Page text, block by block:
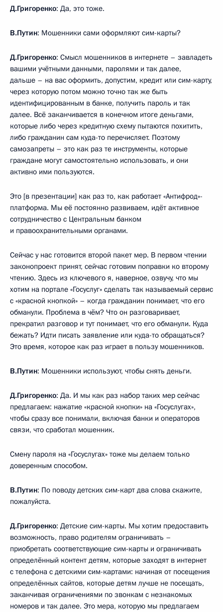
Д.Григоренко: Да, это тоже.
В.Путин: Мошенники сами оформляют сим-карты?
Д.Григоренко: Смысл мошенников в интернете – завладеть
вашими учётными данными, паролями и так далее,
дальше – на вас оформить, допустим, кредит или сим-карту,
через которую потом можно точно так же быть
идентифицированным в банке, получить пароль и так
далее. Всё заканчивается в конечном итоге деньгами,
которые либо через кредитную схему пытаются похитить,
либо гражданин сам куда-то перечисляет. Поэтому
самозапреты – это как раз те инструменты, которые
граждане могут самостоятельно использовать, и они
активно ими пользуются.
Это [в презентации] как раз то, как работает «Антифрод»-
платформа. Мы её постоянно развиваем, идёт активное
сотрудничество с Центральным банком
и правоохранительными органами.
Сейчас у нас готовится второй пакет мер. В первом чтении
законопроект принят, сейчас готовим поправки ко второму
чтению. Здесь из ключевого я, наверное, озвучу, что мы
хотим на портале «Госуслуг» сделать так называемый сервис
с «красной кнопкой» – когда гражданин понимает, что его
обманули. Проблема в чём? Что он разговаривает,
прекратил разговор и тут понимает, что его обманули. Куда
бежать? Идти писать заявление или куда-то обращаться?
Это время, которое как раз играет в пользу мошенников.
В.Путин: Мошенники используют, чтобы снять деньги.
Д.Григоренко: Да. И мы как раз набор таких мер сейчас
предлагаем: нажатие «красной кнопки» на «Госуслугах»,
чтобы сразу все понимали, включая банки и операторов
связи, что сработал мошенник.
Смену пароля на «Госуслугах» тоже мы делаем только
доверенным способом.
В.Путин: По поводу детских сим-карт два слова скажите,
пожалуйста.
Д.Григоренко: Детские сим-карты. Мы хотим предоставить
возможность, право родителям ограничивать –
приобретать соответствующие сим-карты и ограничивать
определённый контент детям, которые заходят в интернет
с телефона с детскими сим-картами: начиная от посещения
определённых сайтов, которые детям лучше не посещать,
заканчивая ограничениями по звонкам с незнакомых
номеров и так далее. Это мера, которую мы предлагаем